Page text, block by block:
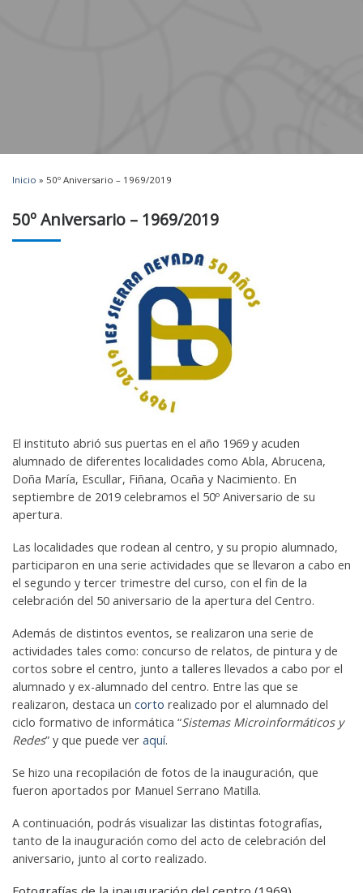
Inicio » 50º Aniversario – 1969/2019
50º Aniversario – 1969/2019
El instituto abrió sus puertas en el año 1969 y acuden
alumnado de diferentes localidades como Abla, Abrucena,
Doña María, Escullar, Fiñana, Ocaña y Nacimiento. En
septiembre de 2019 celebramos el 50º Aniversario de su
apertura.
Las localidades que rodean al centro, y su propio alumnado,
participaron en una serie actividades que se llevaron a cabo en
el segundo y tercer trimestre del curso, con el fin de la
celebración del 50 aniversario de la apertura del Centro.
Además de distintos eventos, se realizaron una serie de
actividades tales como: concurso de relatos, de pintura y de
cortos sobre el centro, junto a talleres llevados a cabo por el
alumnado y ex-alumnado del centro. Entre las que se
realizaron, destaca un corto realizado por el alumnado del
ciclo formativo de informática “Sistemas Microinformáticos y
Redes” y que puede ver aquí.
Se hizo una recopilación de fotos de la inauguración, que
fueron aportados por Manuel Serrano Matilla.
A continuación, podrás visualizar las distintas fotografías,
tanto de la inauguración como del acto de celebración del
aniversario, junto al corto realizado.